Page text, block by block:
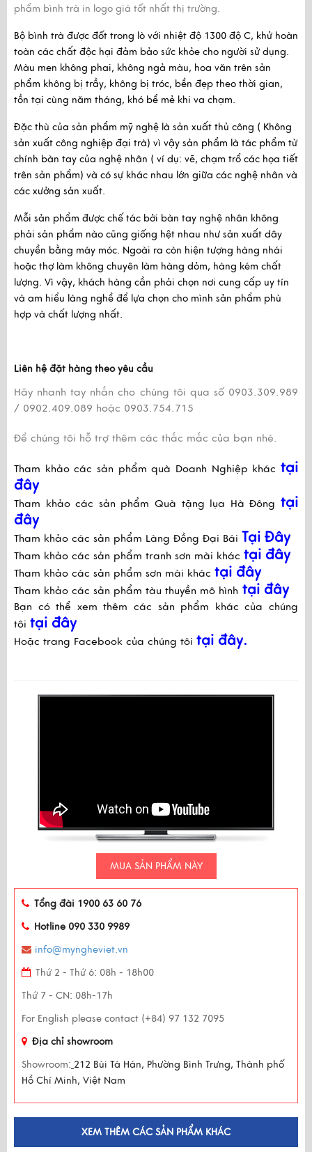
phẩm bình trà in logo giá tốt nhất thị trường.
Bộ bình trà được đốt trong lò với nhiệt độ 1300 độ C, khử hoàn
toàn các chất độc hại đảm bảo sức khỏe cho người sử dụng.
Màu men không phai, không ngả màu, hoa văn trên sản
phẩm không bị trầy, không bị tróc, bền đẹp theo thời gian,
tồn tại cùng năm tháng, khó bể mẻ khi va chạm.
Đặc thù của sản phẩm mỹ nghệ là sản xuất thủ công ( Không
sản xuất công nghiệp đại trà) vì vậy sản phẩm là tác phẩm từ
chính bàn tay của nghệ nhân ( ví dụ: vẽ, chạm trổ các họa tiết
trên sản phẩm) và có sự khác nhau lớn giữa các nghệ nhân và
các xưởng sản xuất.
Mỗi sản phẩm được chế tác bởi bàn tay nghệ nhân không
phải sản phẩm nào cũng giống hệt nhau như sản xuất dây
chuyền bằng máy móc. Ngoài ra còn hiện tượng hàng nhái
hoặc thợ làm không chuyên làm hàng dỏm, hàng kém chất
lượng. Vì vậy, khách hàng cần phải chọn nơi cung cấp uy tín
và am hiểu làng nghề để lựa chọn cho mình sản phẩm phù
hợp và chất lượng nhất.
Liên hệ đặt hàng theo yêu cầu
Hãy nhanh tay nhắn cho chúng tôi qua số 0903.309.989
/ 0902.409.089 hoặc 0903.754.715
Để chúng tôi hỗ trợ thêm các thắc mắc của bạn nhé.
Tham khảo các sản phẩm quà Doanh Nghiệp khác tại
đây
Tham khảo các sản phẩm Quà tặng lụa Hà Đông tại
đây
Tham khảo các sản phẩm Làng Đồng Đại Bái Tại Đây
Tham khảo các sản phẩm tranh sơn mài khác tại đây
Tham khảo các sản phẩm sơn mài khác tại đây
Tham khảo các sản phẩm tàu thuyền mô hình tại đây
Bạn có thể xem thêm các sản phẩm khác của chúng
tôi tại đây
Hoặc trang Facebook của chúng tôi tại đây.
MUA SẢN PHẨM NÀY
Tổng đài 1900 63 60 76
Hotline 090 330 9989
info@myngheviet.vn
Thứ 2 - Thứ 6: 08h - 18h00
Thứ 7 - CN: 08h-17h
For English please contact (+84) 97 132 7095
Địa chỉ showroom
Showroom: 212 Bùi Tá Hán, Phường Bình Trưng, Thành phố
Hồ Chí Minh, Việt Nam
XEM THÊM CÁC SẢN PHẨM KHÁC